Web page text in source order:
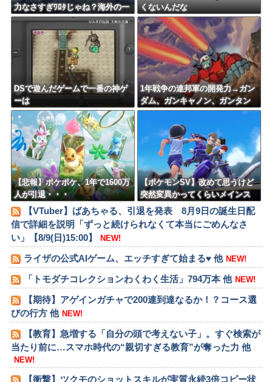
力なさすぎﾜﾛﾀじゃね？海外の一
流ゲームメーカーに権利を売っ
てしまえばいいのに
くないんだな
DSで遊んだゲームで一番の神ゲ
ーは
1年戦争の連邦軍の開発力→ガン
ダム、ガンキャノン、ガンタン
ク、ジム、ボール
【悲報】ポケポケ、1年で1600万
人が引退・・・
【ポケモンSV】改めて思うけど
突然変異かってくらいメインス
トーリーがめちゃくちゃいい
【VTuber】ばあちゃる、引退を発表 8月9日の誕生日配
信で詳細を説明「ずっと続けられなくて本当にごめんなさ
い」【8/9(日)15:00】
NEW!
ライザの公式AIゲーム、エッチすぎて始まる♥ 他 NEW!
「トモダチコレクションわくわく生活」794万本 他 NEW!
【期待】アゲインガチャで200連到達なるか！？コース選
びの行方 他 NEW!
【教育】急増する「自分の頭で考えない子」。すぐ検索が
当たり前に…スマホ時代の“親切すぎる教育”が奪った力 他
NEW!
【衝撃】ツクモのショットスキルが実質永続3倍コピー状